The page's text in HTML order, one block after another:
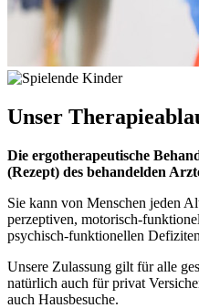
Unser
Die ergotherapeutische
(Rezept) des behandelden
Sie kann von Menschen jeden
perzeptiven, motorisch-
psychisch-funktionellen
Unsere Zulassung gilt für alle
natürlich auch für privat
auch Hausbesuche.